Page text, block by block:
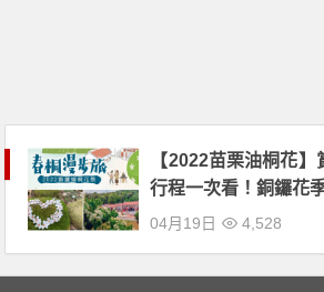
【2022苗栗油桐花
行程一次看！銅鑼花
04月19日 4,528